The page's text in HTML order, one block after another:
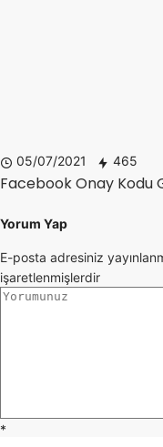
05/07/2021 465
Facebook Onay Kodu
Yorum Yap
E-posta adresiniz
işaretlenmişlerdir
*